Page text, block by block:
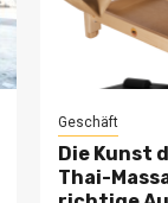
Geschäft
Die Kunst
Thai-